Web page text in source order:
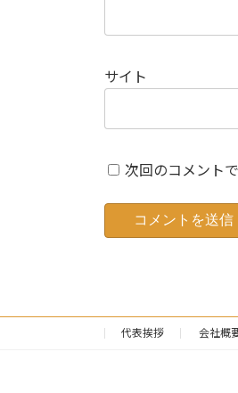
サイト
次回のコメント
代表挨拶 会社概